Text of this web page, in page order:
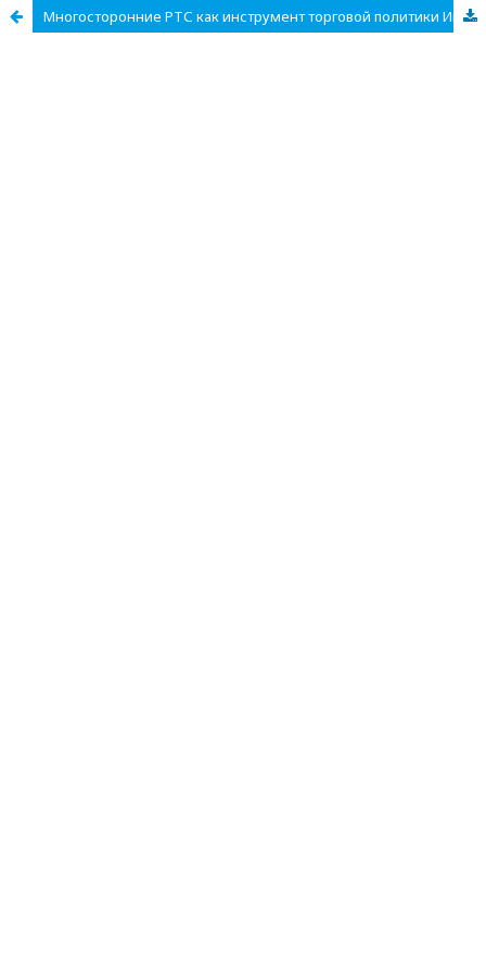
Многосторонние РТС как инструмент торговой политики Индии